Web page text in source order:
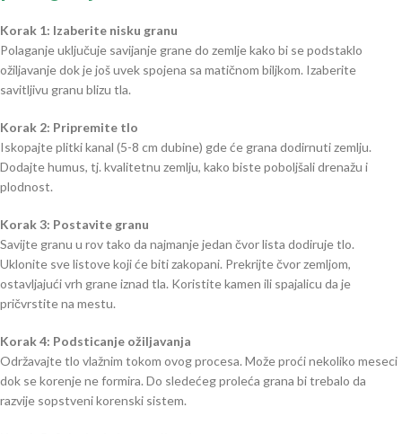
Korak 1: Izaberite nisku granu
Polaganje uključuje savijanje grane do zemlje kako bi se podstaklo
ožiljavanje dok je još uvek spojena sa matičnom biljkom. Izaberite
savitljivu granu blizu tla.
Korak 2: Pripremite tlo
Iskopajte plitki kanal (5-8 cm dubine) gde će grana dodirnuti zemlju.
Dodajte humus, tj. kvalitetnu zemlju, kako biste poboljšali drenažu i
plodnost.
Korak 3: Postavite granu
Savijte granu u rov tako da najmanje jedan čvor lista dodiruje tlo.
Uklonite sve listove koji će biti zakopani. Prekrijte čvor zemljom,
ostavljajući vrh grane iznad tla. Koristite kamen ili spajalicu da je
pričvrstite na mestu.
Korak 4: Podsticanje ožiljavanja
Održavajte tlo vlažnim tokom ovog procesa. Može proći nekoliko meseci
dok se korenje ne formira. Do sledećeg proleća grana bi trebalo da
razvije sopstveni korenski sistem.